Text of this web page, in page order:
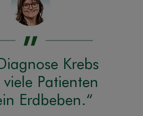
Krebs
Patienten
Erdbeben.“